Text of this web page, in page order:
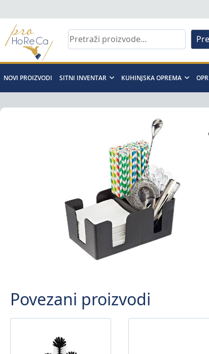
to
content
Pro
Horeca
d.o.o
NOVI PROIZVODI SITNI INVENTAR KUHINJSKA OPREMA
Povezani proizvodi